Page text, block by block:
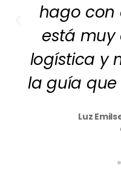
hago con
está
logística y
la guía
Luz